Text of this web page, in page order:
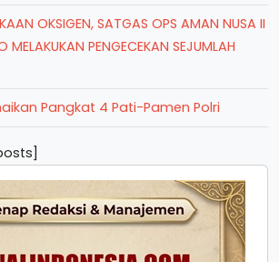
OKSIGEN, SATGAS OPS AMAN NUSA II
MELAKUKAN PENGECEKAN SEJUMLAH
Pangkat 4 Pati-Pamen Polri